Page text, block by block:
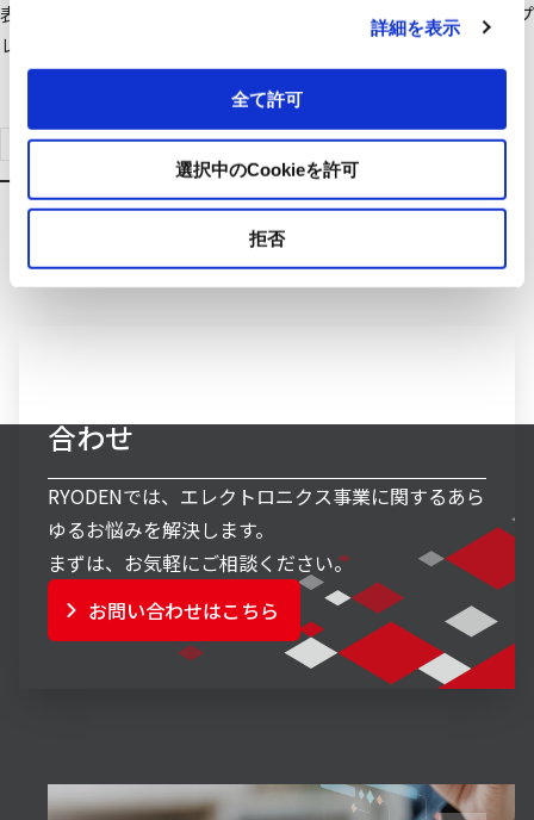
詳細を表示
全て許可
選択中のCookieを許可
拒否
表示パネル、タッチパネル、表示モジュールから、超小型ディスプ
レイまで、表示デバイスのご紹介です。
製品検索はこちらへ
合わせ
RYODENでは、エレクトロニクス事業に関するあら
ゆるお悩みを解決します。
まずは、お気軽にご相談ください。
お問い合わせはこちら